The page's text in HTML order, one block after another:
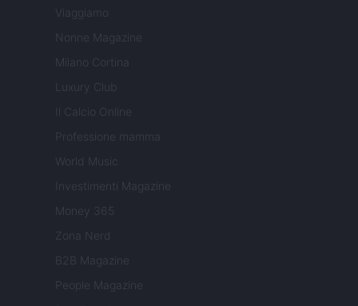
Viaggiamo
Nonne Magazine
Milano Cortina
Luxury Club
Il Calcio Online
Professione mamma
World Music
Investimenti Magazine
Money 365
Zona Nerd
B2B Magazine
People Magazine